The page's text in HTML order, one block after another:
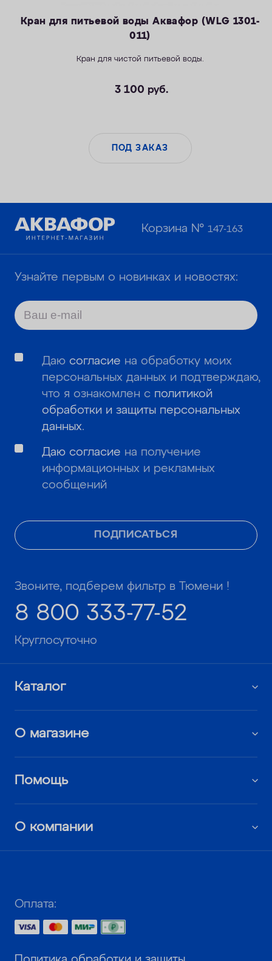
Кран для питьевой воды Аквафор (WLG 1301-
011)
Кран для чистой питьевой воды.
3 100 руб.
ПОД ЗАКАЗ
Корзина №147-163
Узнайте первым о новинках и новостях:
ПОДПИСАТЬСЯ
Даю согласие на обработку моих
персональных данных и подтверждаю,
что я ознакомлен с политикой
обработки и защиты персональных
данных.
Даю согласие на получение
информационных и рекламных
сообщений
Звоните, подберем фильтр в Тюмени !
8 800 333-77-52
Круглосуточно
Каталог
О магазине
Помощь
О компании
Оплата: